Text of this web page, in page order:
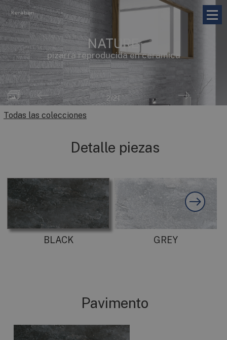
2/21
NATURE
pizarra reproducida en cerámica
Todas las colecciones
Detalle piezas
BLACK GREY
Pavimento